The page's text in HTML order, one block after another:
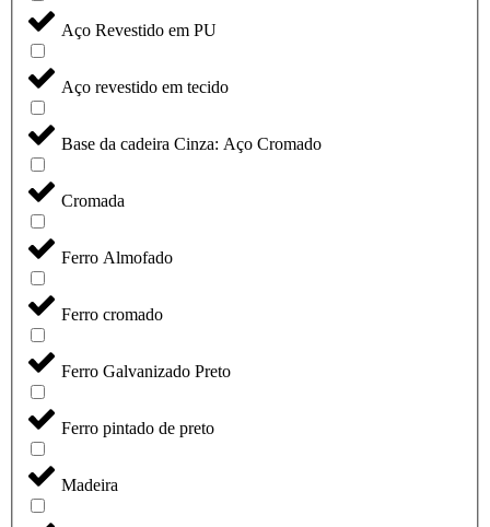
Aço Revestido em PU
Aço revestido em tecido
Base da cadeira Cinza: Aço Cromado
Cromada
Ferro Almofado
Ferro cromado
Ferro Galvanizado Preto
Ferro pintado de preto
Madeira